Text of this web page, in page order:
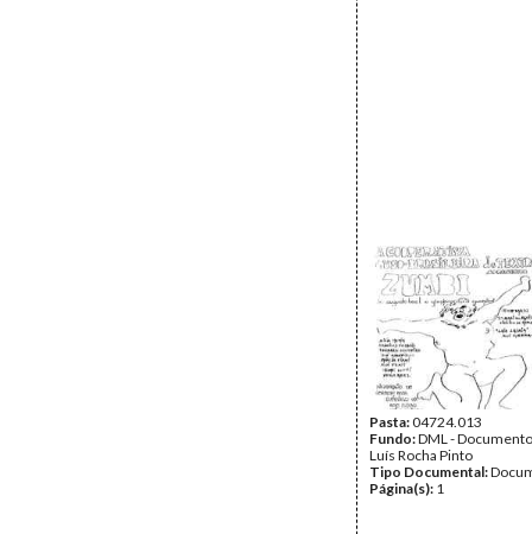
Pasta:04724.013
Fundo:DML -
Luís Rocha Pinto
Tipo Documental:
Página(s): 1